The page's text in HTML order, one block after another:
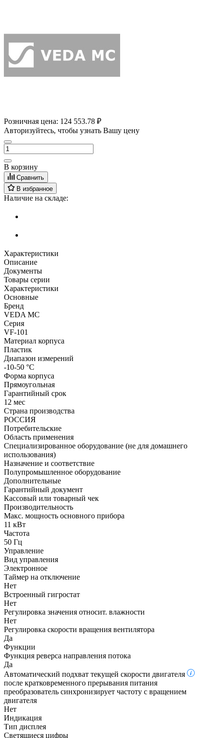
Розничная цена: 124 553.78 ₽
Авторизуйтесь, чтобы узнать Вашу цену
В корзину
Сравнить
В избранное
Наличие на складе:
Характеристики
Описание
Документы
Товары серии
Характеристики
Основные
Бренд
VEDA MC
Серия
VF-101
Материал корпуса
Пластик
Диапазон измерений
-10-50 °С
Форма корпуса
Прямоугольная
Гарантийный срок
12 мес
Страна производства
РОССИЯ
Потребительские
Область применения
Специализированное оборудование (не для домашнего
использования)
Назначение и соответствие
Полупромышленное оборудование
Дополнительные
Гарантийный документ
Кассовый или товарный чек
Производительность
Макс. мощность основного прибора
11 кВт
Частота
50 Гц
Управление
Вид управления
Электронное
Таймер на отключение
Нет
Встроенный гигростат
Нет
Регулировка значения относит. влажности
Нет
Регулировка скорости вращения вентилятора
Да
Функции
Функция реверса направления потока
Да
Автоматический подхват текущей скорости двигателя
после кратковременного прерывания питания
преобразователь синхронизирует частоту с вращением
двигателя
Нет
Индикация
Тип дисплея
Светящиеся цифры